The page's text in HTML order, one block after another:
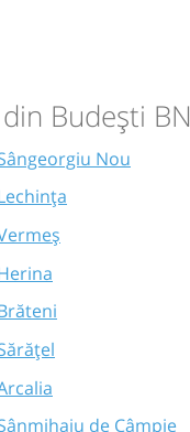
Budești BN
Nou
de Câmpie